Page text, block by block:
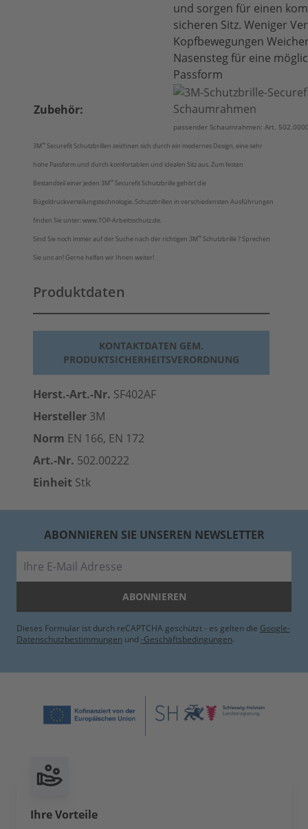
und sorgen für einen
sicheren Sitz. Weniger
Kopfbewegungen
Nasensteg für eine
Passform
Zubehör:
passender Schaumrahmen: Art.
3M™ Securefit Schutzbrillen zeichnen sich durch ein modernes Design, eine sehr
hohe Passform und durch komfortablen und idealen Sitz aus. Zum festen
Bestandteil einer jeden 3M™ Securefit Schutzbrille gehört die
Bügeldruckverteilungstechnologie. Schutzbrillen in verschiedensten Ausführungen
finden Sie unter: www.TOP-Arbeitsschutz.de.
Sind Sie noch immer auf der Suche nach der richtigen 3M™ Schutzbrille ? Sprechen
Sie uns an! Gerne helfen wir Ihnen weiter!
Produktdaten
KONTAKTDATEN GEM.
PRODUKTSICHERHEITSVERORDNUNG
Herst.-Art.-Nr. SF402AF
Hersteller 3M
Norm EN 166, EN 172
Art.-Nr. 502.00222
Einheit Stk
ABONNIEREN SIE UNSEREN NEWSLETTER
ABONNIEREN
Dieses Formular ist durch reCAPTCHA geschützt - es gelten die Google-
Datenschutzbestimmungen und -Geschäftsbedingungen.
Ihre Vorteile